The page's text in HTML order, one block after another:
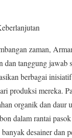
zaman,
dan tanggung jawab
berbagai
produksi mereka.
organik dan daur
dalam rantai
desainer dan